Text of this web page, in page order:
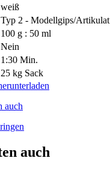
weiß
Typ 2 - Modellgips/
100 g : 50 ml
Nein
1:30 Min.
25 kg Sack
auch
auch